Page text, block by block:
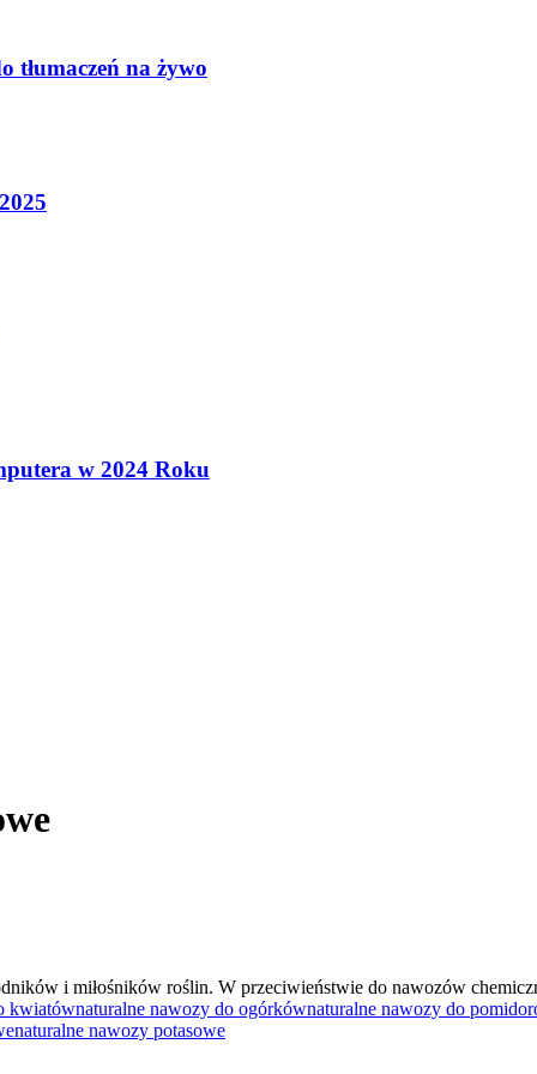
tłumaczeń na żywo
w 2024 Roku
i miłośników roślin. W przeciwieństwie do nawozów
kwiatównaturalne nawozy do ogórkównaturalne nawozy do
naturalne nawozy potasowe